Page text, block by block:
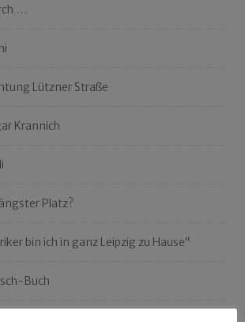
…
Lützner Straße
Krannich
Platz?
bin ich in ganz Leipzig zu Hause“
Buch